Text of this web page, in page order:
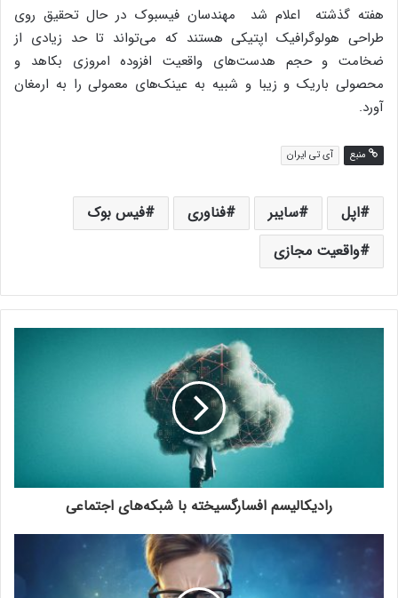
هفته گذشته اعلام شد مهندسان فیسبوک در حال تحقیق روی
طراحی هولوگرافیک اپتیکی هستند که می‌تواند تا حد زیادی از
ضخامت و حجم هدست‌های واقعیت افزوده امروزی بکاهد و
محصولی باریک و زیبا و شبیه به عینک‌های معمولی را به ارمغان
آورد.
منبع آی تی ایران
اپل سایبر فناوری
فیس بوک
واقعیت مجازی
رادیکالیسم افسارگسیخته با شبکه‌های اجتماعی